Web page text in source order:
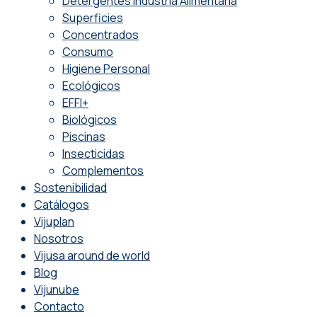
Superficies
Concentrados
Consumo
Higiene Personal
Ecológicos
EFFI+
Biológicos
Piscinas
Insecticidas
Complementos
Sostenibilidad
Catálogos
Vijuplan
Nosotros
Vijusa around de world
Blog
Vijunube
Contacto